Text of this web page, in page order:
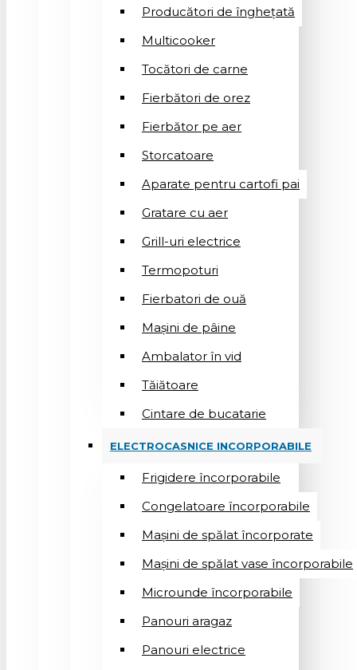
Producători de înghețată
Multicooker
Tocători de carne
Fierbători de orez
Fierbător pe aer
Storcatoare
Aparate pentru cartofi pai
Gratare cu aer
Grill-uri electrice
Termopoturi
Fierbatori de ouă
Mașini de pâine
Ambalator în vid
Tăiătoare
Cintare de bucatarie
ELECTROCASNICE INCORPORABILE
Frigidere încorporabile
Congelatoare încorporabile
Mașini de spălat încorporate
Mașini de spălat vase încorporabile
Microunde încorporabile
Panouri aragaz
Panouri electrice